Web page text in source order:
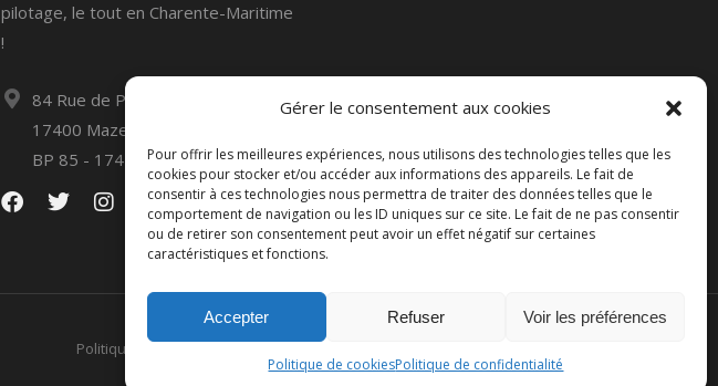
Gérer le consentement aux cookies
Pour offrir les meilleures expériences, nous utilisons des technologies telles que les
cookies pour stocker et/ou accéder aux informations des appareils. Le fait de
consentir à ces technologies nous permettra de traiter des données telles que le
comportement de navigation ou les ID uniques sur ce site. Le fait de ne pas consentir
ou de retirer son consentement peut avoir un effet négatif sur certaines
caractéristiques et fonctions.
Accepter Refuser Voir les préférences
Politique de cookiesPolitique de confidentialité
pilotage, le tout en Charente-Maritime
!
84 Rue de Poursay
17400 Mazeray
BP 85 - 17416 Saint Jean d'Angély
Politique de confidentialité Mentions légales